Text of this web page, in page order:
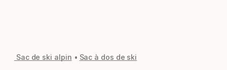
Sac de ski alpin Sac à dos de ski